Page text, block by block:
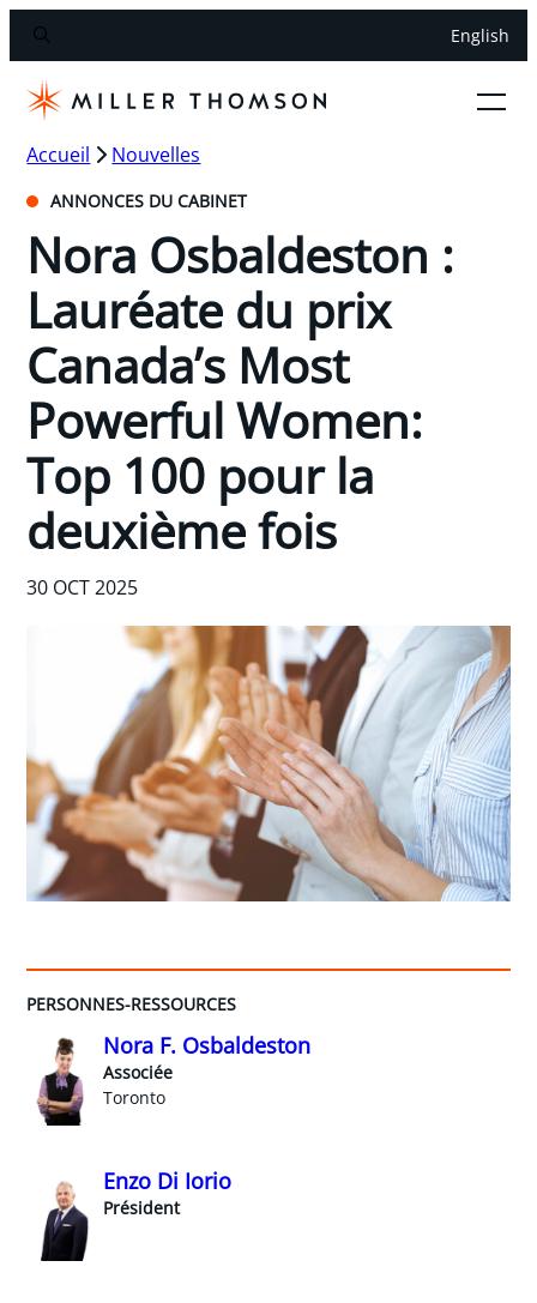
English
Accueil Nouvelles
ANNONCES DU CABINET
Nora Osbaldeston :
Lauréate du prix
Canada’s Most
Powerful Women:
Top 100 pour la
deuxième fois
30 OCT 2025
PERSONNES-RESSOURCES
Nora F. Osbaldeston
Associée
Toronto
Enzo Di Iorio
Président